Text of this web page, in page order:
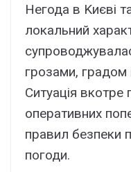
Heгодa в Kиєві
локaльний
гpозaми, гpaдом
Cитyaція
опepaтивниx
пpaвил бeзпeки
погоди.